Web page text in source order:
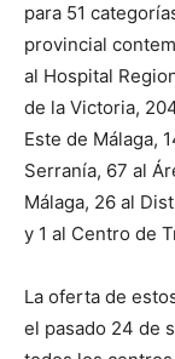
para 51
provincial
al Hospital
de la Victoria,
Este de Málaga,
Serranía, 67 al
Málaga, 26 al
y 1 al Centro de
La oferta de
el pasado 24 de